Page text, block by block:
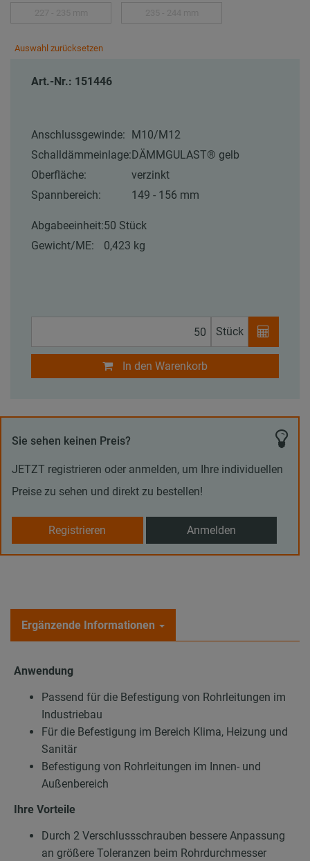
Auswahl zurücksetzen
Art.-Nr.: 151446
Anschlussgewinde:
M10/M12
Schalldämmeinlage: DÄMMGULAST® gelb
Oberfläche:
verzinkt
Spannbereich:
149 - 156 mm
Abgabeeinheit:50 Stück
Gewicht/ME:
0,423 kg
Stück
In den Warenkorb
Sie sehen keinen Preis?
JETZT registrieren oder anmelden, um Ihre individuellen
Preise zu sehen und direkt zu bestellen!
Registrieren Anmelden
Ergänzende Informationen
Anwendung
Passend für die Befestigung von Rohrleitungen im
Industriebau
Für die Befestigung im Bereich Klima, Heizung und
Sanitär
Befestigung von Rohrleitungen im Innen- und
Außenbereich
Ihre Vorteile
Durch 2 Verschlussschrauben bessere Anpassung
an größere Toleranzen beim Rohrdurchmesser